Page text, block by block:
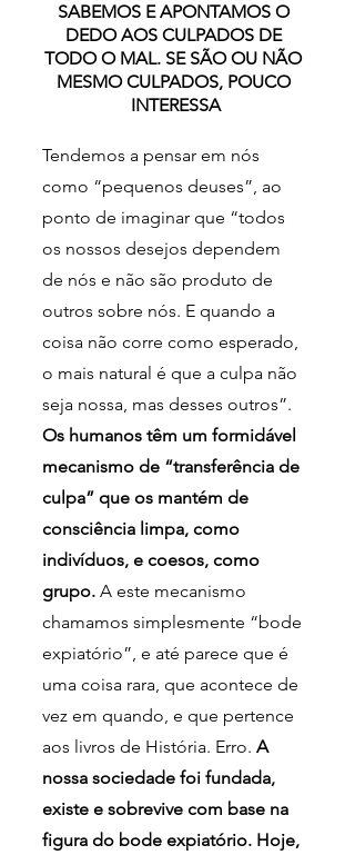
SABEMOS E APONTAMOS O
DEDO AOS CULPADOS DE
TODO O MAL. SE SÃO OU NÃO
MESMO CULPADOS, POUCO
INTERESSA
Tendemos a pensar em nós
como “pequenos deuses”, ao
ponto de imaginar que “todos
os nossos desejos dependem
de nós e não são produto de
outros sobre nós. E quando a
coisa não corre como esperado,
o mais natural é que a culpa não
seja nossa, mas desses outros”.
Os humanos têm um formidável
mecanismo de “transferência de
culpa” que os mantém de
consciência limpa, como
indivíduos, e coesos, como
grupo. A este mecanismo
chamamos simplesmente “bode
expiatório”, e até parece que é
uma coisa rara, que acontece de
vez em quando, e que pertence
aos livros de História. Erro. A
nossa sociedade foi fundada,
existe e sobrevive com base na
figura do bode expiatório. Hoje,